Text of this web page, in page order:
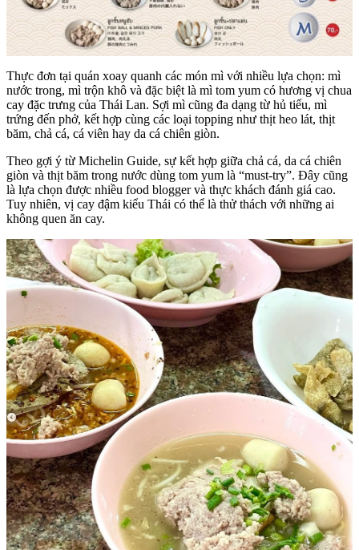
Thực đơn tại quán xoay quanh các món mì với nhiều lựa chọn: mì
nước trong, mì trộn khô và đặc biệt là mì tom yum có hương vị chua
cay đặc trưng của Thái Lan. Sợi mì cũng đa dạng từ hủ tiếu, mì
trứng đến phở, kết hợp cùng các loại topping như thịt heo lát, thịt
băm, chả cá, cá viên hay da cá chiên giòn.
Theo gợi ý từ Michelin Guide, sự kết hợp giữa chả cá, da cá chiên
giòn và thịt băm trong nước dùng tom yum là “must-try”. Đây cũng
là lựa chọn được nhiều food blogger và thực khách đánh giá cao.
Tuy nhiên, vị cay đậm kiểu Thái có thể là thử thách với những ai
không quen ăn cay.